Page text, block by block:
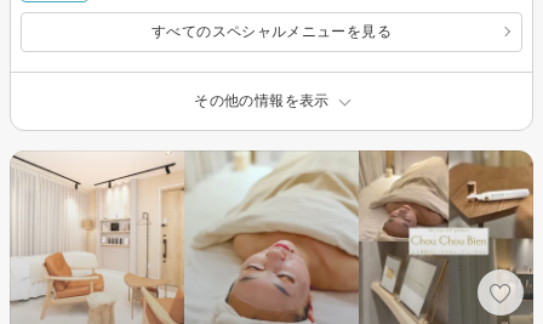
すべてのスペシャルメニューを見る
その他の情報を表示